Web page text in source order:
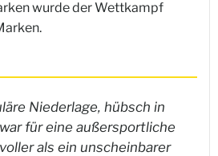
wurde der Wettkampf
Niederlage, hübsch in
für eine außersportliche
als ein unscheinbarer